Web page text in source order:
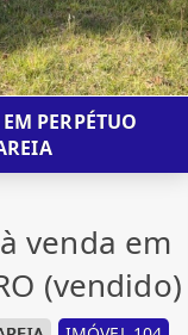
PERPÉTUO
venda em
(vendido)